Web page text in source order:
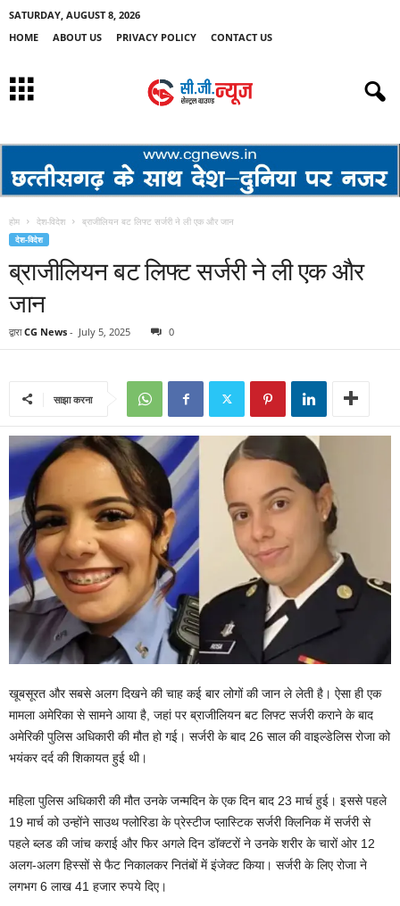
SATURDAY, AUGUST 8, 2026
HOME
ABOUT US PRIVACY POLICY CONTACT US
होम देश-विदेश ब्राजीलियन बट लिफ्ट सर्जरी ने ली एक और जान
देश-विदेश
ब्राजीलियन बट लिफ्ट सर्जरी ने ली एक और
जान
द्वारा CG News - July 5, 2025 0
साझा करना
खूबसूरत और सबसे अलग दिखने की चाह कई बार लोगों की जान ले लेती है। ऐसा ही एक
मामला अमेरिका से सामने आया है, जहां पर ब्राजीलियन बट लिफ्ट सर्जरी कराने के बाद
अमेरिकी पुलिस अधिकारी की मौत हो गई। सर्जरी के बाद 26 साल की वाइल्डेलिस रोजा को
भयंकर दर्द की शिकायत हुई थी।
महिला पुलिस अधिकारी की मौत उनके जन्मदिन के एक दिन बाद 23 मार्च हुई। इससे पहले
19 मार्च को उन्होंने साउथ फ्लोरिडा के प्रेस्टीज प्लास्टिक सर्जरी क्लिनिक में सर्जरी से
पहले ब्लड की जांच कराई और फिर अगले दिन डॉक्टरों ने उनके शरीर के चारों ओर 12
अलग-अलग हिस्सों से फैट निकालकर नितंबों में इंजेक्ट किया। सर्जरी के लिए रोजा ने
लगभग 6 लाख 41 हजार रुपये दिए।